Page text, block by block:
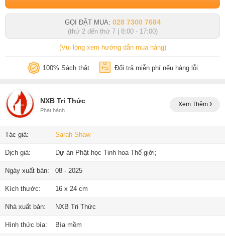
GỌI ĐẶT MUA: 028 7300 7684
(thứ 2 đến thứ 7 | 8:00 - 17:00)
(Vui lòng xem hướng dẫn mua hàng)
100% Sách thật Đổi trả miễn phí nếu hàng lỗi
NXB Tri Thức
Phát hành
Xem Thêm
Tác giả: Sarah Shaw
Dịch giả: Dự án Phật học Tinh hoa Thế giới;
Ngày xuất bản: 08 - 2025
Kích thước: 16 x 24 cm
Nhà xuất bản: NXB Tri Thức
Hình thức bìa: Bìa mềm